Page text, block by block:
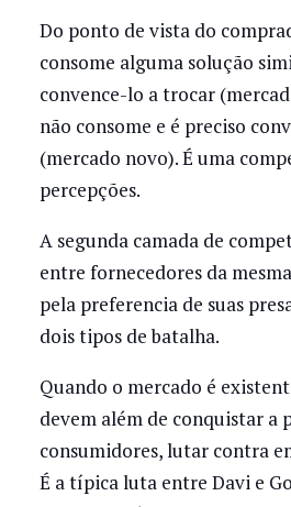
Do ponto de vista do
consome alguma solução
convence-lo a trocar
não consome e é preciso
(mercado novo). É uma
percepções.
A segunda camada de
entre fornecedores da
pela preferencia de suas
dois tipos de batalha.
Quando o mercado é
devem além de conquistar a
consumidores, lutar contra
É a típica luta entre Davi e